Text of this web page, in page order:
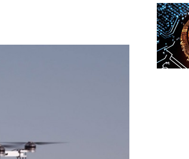
（附創業懶人包），直達郵